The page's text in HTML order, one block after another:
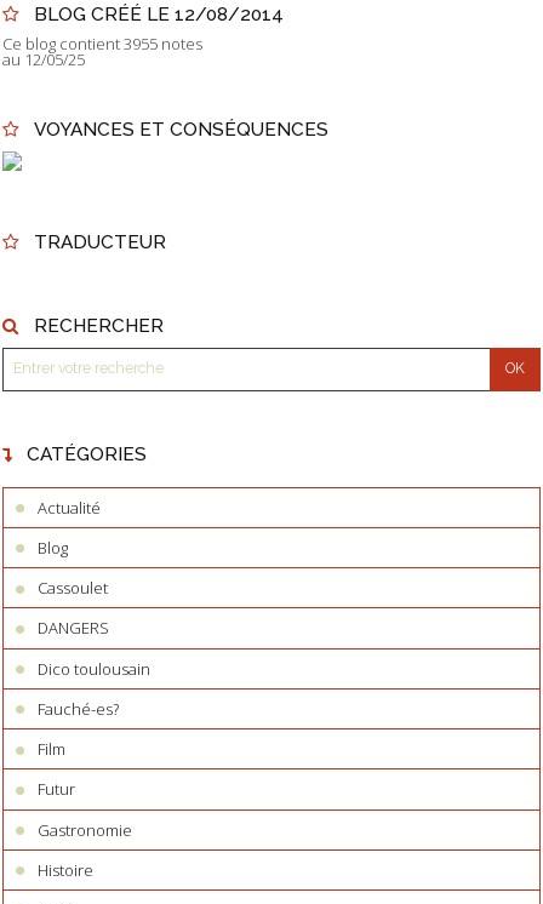
BLOG CRÉÉ LE 12/08/2014
Ce blog contient 3955 notes
au 12/05/25
VOYANCES ET CONSÉQUENCES
TRADUCTEUR
RECHERCHER
CATÉGORIES
Actualité
Blog
Cassoulet
DANGERS
Dico toulousain
Fauché-es?
Film
Futur
Gastronomie
Histoire